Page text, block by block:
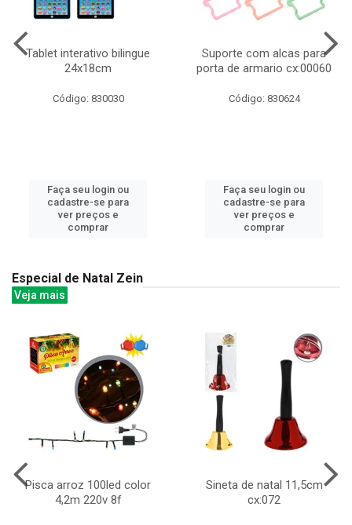
Tablet interativo bilingue
24x18cm
Código: 830030
Faça seu login ou
cadastre-se para
ver preços e
comprar
Suporte com alcas para
porta de armario cx:00060
Código: 830624
Faça seu login ou
cadastre-se para
ver preços e
comprar
Especial de Natal Zein
Veja mais
Pisca arroz 100led color
4,2m 220v 8f
Sineta de natal 11,5cm
cx:072